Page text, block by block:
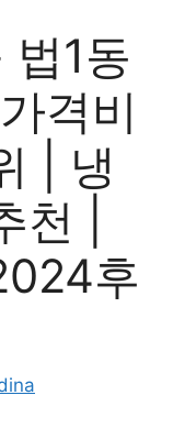
1동
격비
| 냉
|
후